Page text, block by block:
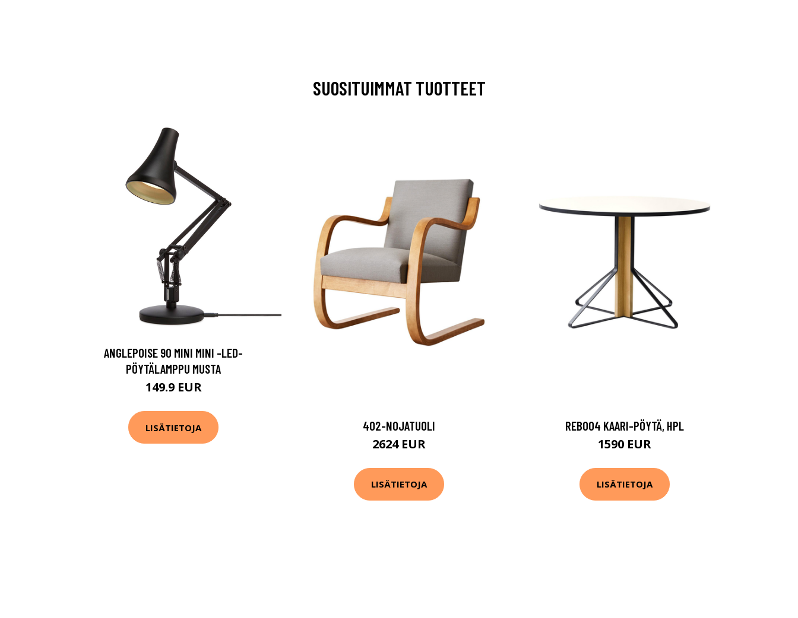
SUOSITUIMMAT TUOTTEET
ANGLEPOISE 90 MINI MINI -LED-
PÖYTÄLAMPPU MUSTA
149.9 EUR
LISÄTIETOJA 402-NOJATUOLI
2624 EUR
LISÄTIETOJA
REB004 KAARI-PÖYTÄ, HPL
1590 EUR
LISÄTIETOJA